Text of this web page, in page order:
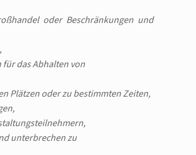
oder Beschränkungen und
das Abhalten von
Plätzen oder zu bestimmten Zeiten,
unterbrechen zu